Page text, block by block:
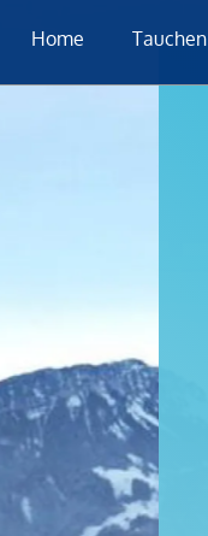
Home Tauchen